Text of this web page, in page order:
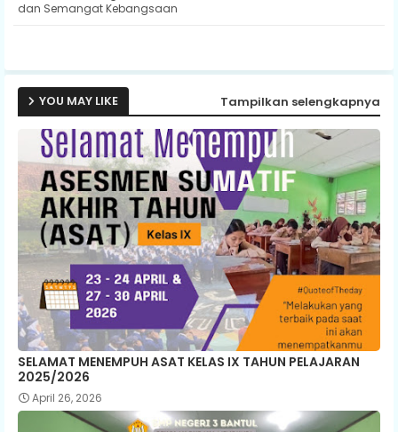
dan Semangat Kebangsaan
YOU MAY LIKE Tampilkan selengkapnya
SELAMAT MENEMPUH ASAT KELAS IX TAHUN PELAJARAN
2025/2026
April 26, 2026